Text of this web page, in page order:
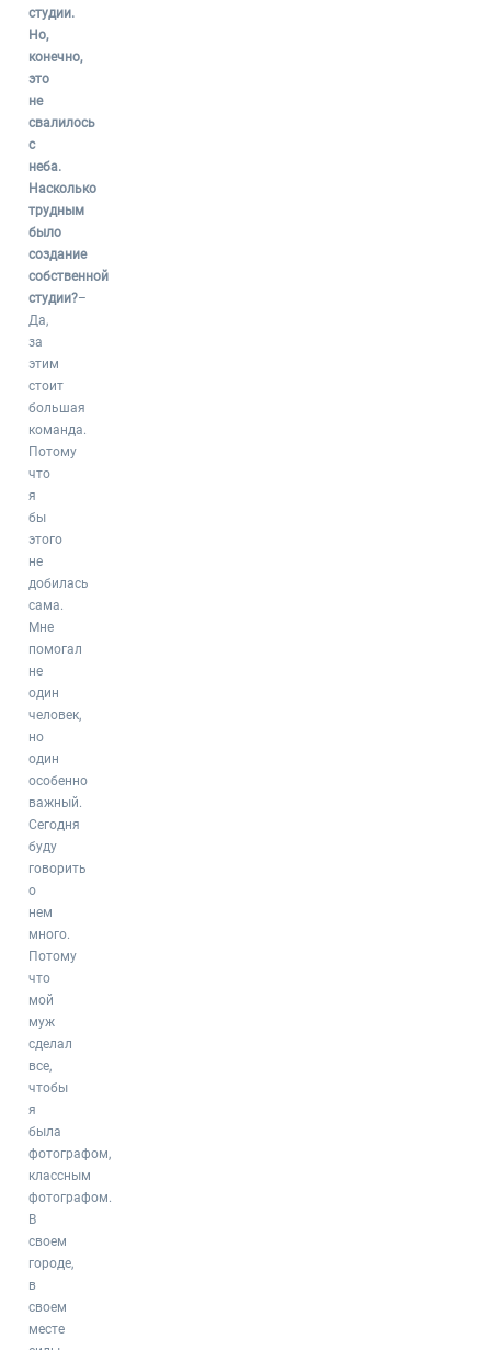
студии.
Но,
конечно,
это
не
свалилось
с
неба.
Насколько
трудным
было
создание
собственной
студии?–
Да,
за
этим
стоит
большая
команда.
Потому
что
я
бы
этого
не
добилась
сама.
Мне
помогал
не
один
человек,
но
один
особенно
важный.
Сегодня
буду
говорить
о
нем
много.
Потому
что
мой
муж
сделал
все,
чтобы
я
была
фотографом,
классным
фотографом.
В
своем
городе,
в
своем
месте